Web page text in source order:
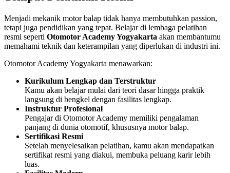
Menjadi mekanik motor balap tidak hanya membutuhkan passion,
tetapi juga pendidikan yang tepat. Belajar di lembaga pelatihan
resmi seperti Otomotor Academy Yogyakarta akan membantumu
memahami teknik dan keterampilan yang diperlukan di industri ini.
Otomotor Academy Yogyakarta menawarkan:
Kurikulum Lengkap dan Terstruktur
Kamu akan belajar mulai dari teori dasar hingga praktik
langsung di bengkel dengan fasilitas lengkap.
Instruktur Profesional
Pengajar di Otomotor Academy memiliki pengalaman
panjang di dunia otomotif, khususnya motor balap.
Sertifikasi Resmi
Setelah menyelesaikan pelatihan, kamu akan mendapatkan
sertifikat resmi yang diakui, membuka peluang karir lebih
luas.